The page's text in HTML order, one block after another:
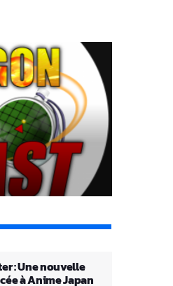
: Une nouvelle
à Anime Japan